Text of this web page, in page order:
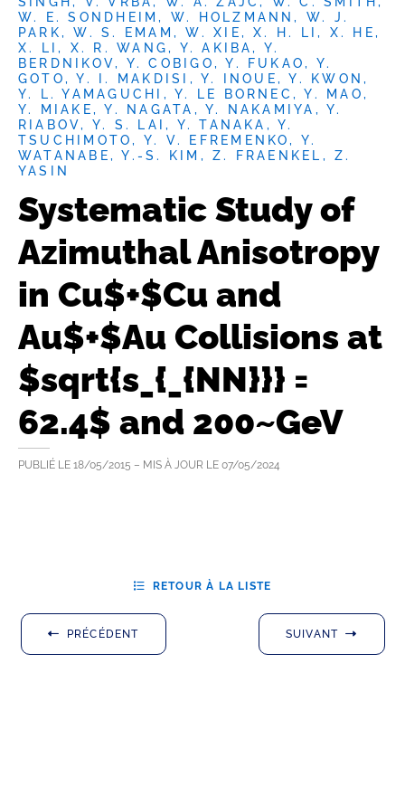
W. E. SONDHEIM, W. HOLZMANN, W. J.
PARK, W. S. EMAM, W. XIE, X. H. LI, X. HE,
X. LI, X. R. WANG, Y. AKIBA, Y.
BERDNIKOV, Y. COBIGO, Y. FUKAO, Y.
GOTO, Y. I. MAKDISI, Y. INOUE, Y. KWON,
Y. L. YAMAGUCHI, Y. LE BORNEC, Y. MAO,
Y. MIAKE, Y. NAGATA, Y. NAKAMIYA, Y.
RIABOV, Y. S. LAI, Y. TANAKA, Y.
TSUCHIMOTO, Y. V. EFREMENKO, Y.
WATANABE, Y.-S. KIM, Z. FRAENKEL, Z.
YASIN
Systematic Study of
Azimuthal Anisotropy
in Cu$+$Cu and
Au$+$Au Collisions at
$sqrt{s_{_{NN}}} =
62.4$ and 200~GeV
PUBLIÉ LE 18/05/2015 – MIS À JOUR LE 07/05/2024
PRÉCÉDENT
RETOUR À LA LISTE
SUIVANT